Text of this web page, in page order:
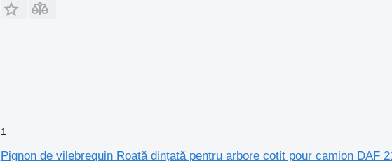
1
Pignon de vilebrequin Roată dințată pentru arbore cotit pour camion DAF